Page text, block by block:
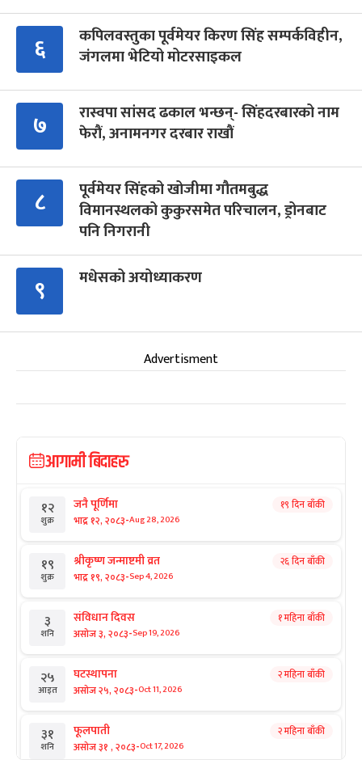
६
कपिलवस्तुका पूर्वमेयर किरण सिंह सम्पर्कविहीन,
जंगलमा भेटियो मोटरसाइकल
७
रास्वपा सांसद ढकाल भन्छन्- सिंहदरबारको नाम
फेरौं, अनामनगर दरबार राखौं
८
पूर्वमेयर सिंहको खोजीमा गौतमबुद्ध
विमानस्थलको कुकुरसमेत परिचालन, ड्रोनबाट
पनि निगरानी
९ मधेसको अयोध्याकरण
Advertisment
आगामी बिदाहरु
१२
शुक्र
जनै पूर्णिमा
भाद्र १२, २०८३-Aug 28, 2026
१९ दिन बाँकी
१९
शुक्र
श्रीकृष्ण जन्माष्टमी व्रत
भाद्र १९, २०८३-Sep 4, 2026
२६ दिन बाँकी
३
शनि
संविधान दिवस
असोज ३, २०८३-Sep 19, 2026
१ महिना बाँकी
२५
आइत
घटस्थापना
असोज २५, २०८३-Oct 11, 2026
२ महिना बाँकी
३१
शनि
फूलपाती
असोज ३१ , २०८३-Oct 17, 2026
२ महिना बाँकी